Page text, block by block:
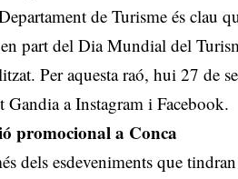
de Turisme és clau
part del Dia Mundial del
Per aquesta raó, hui 27 de
Gandia a Instagram i Facebook.
promocional a Conca
dels esdeveniments que